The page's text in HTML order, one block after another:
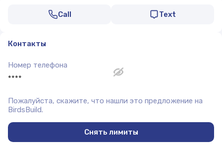
Call Text
Контакты
Номер телефона
****
Пожалуйста, скажите, что нашли это предложение на
BirdsBuild.
Снять лимиты